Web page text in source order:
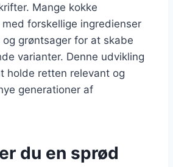
Mange kokke
forskellige ingredienser
og grøntsager for at skabe
varianter. Denne udvikling
holde retten relevant og
generationer af
du en sprød